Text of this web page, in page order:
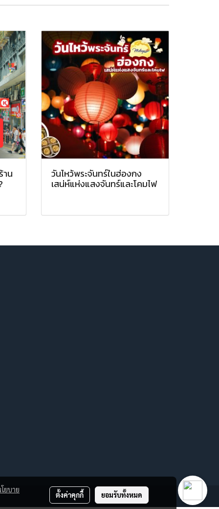
าน วันไหว้พระจันทร์ในฮ่องกง
เสน่ห์แห่งแสงจันทร์และโคมไฟ
ยบาย
ตั้งค่าคุกกี้ ยอมรับทั้งหมด